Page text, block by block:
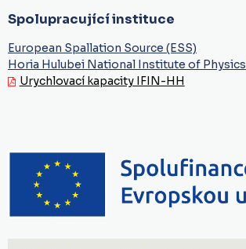
Spolupracující instituce
European Spallation Source (ESS)
Horia Hulubei National Institute of Physics
Urychlovací kapacity IFIN-HH